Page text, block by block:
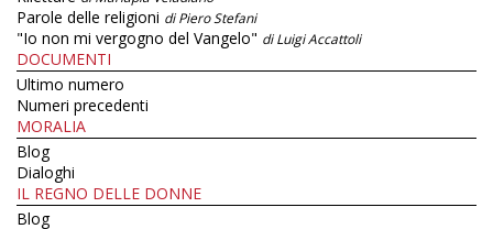
Parole delle religioni di Piero Stefani
"Io non mi vergogno del Vangelo" di Luigi Accattoli
DOCUMENTI
Ultimo numero
Numeri precedenti
MORALIA
Blog
Dialoghi
IL REGNO DELLE DONNE
Blog